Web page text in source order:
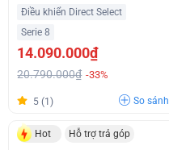
Điều khiển Direct Select
Serie 8
14.090.000₫
20.790.000₫ -33%
5 (1) So sánh
Hot Hỗ trợ trả góp